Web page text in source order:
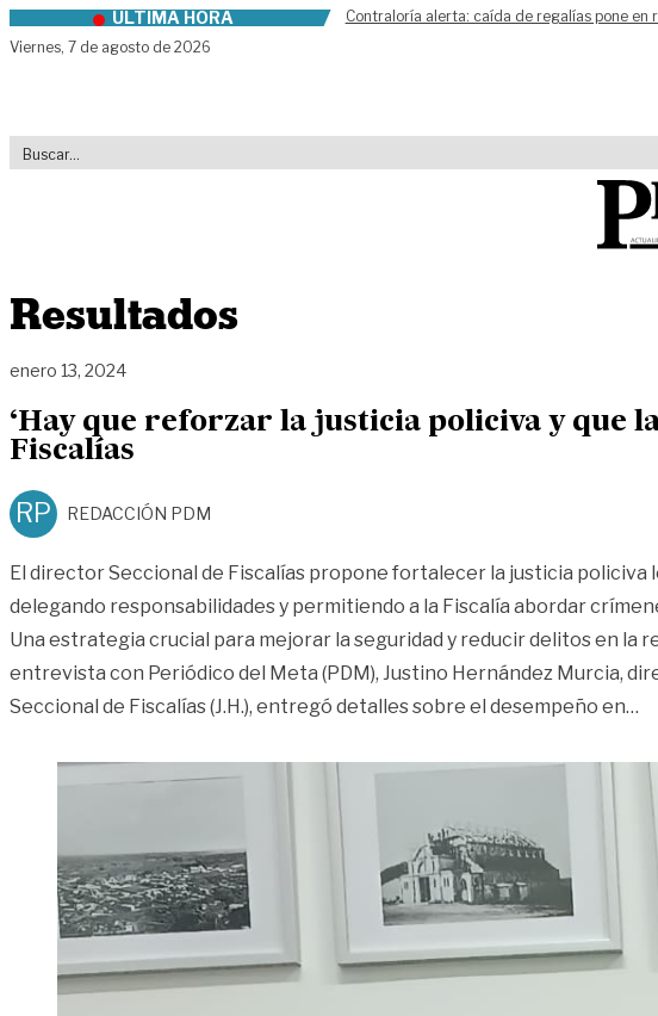
Skip to contentÚLTIMA HORA
Contraloría alerta: caída de regalías pone en
Viernes, 7 de agosto de 2026
Resultados
enero 13, 2024
‘Hay que reforzar la justicia policiva y que
Fiscalías
RP REDACCIÓN PDM
El director Seccional de Fiscalías propone fortalecer la justicia policiva
delegando responsabilidades y permitiendo a la Fiscalía abordar
Una estrategia crucial para mejorar la seguridad y reducir delitos en la
entrevista con Periódico del Meta (PDM), Justino Hernández Murcia,
Seccional de Fiscalías (J.H.), entregó detalles sobre el desempeño en…